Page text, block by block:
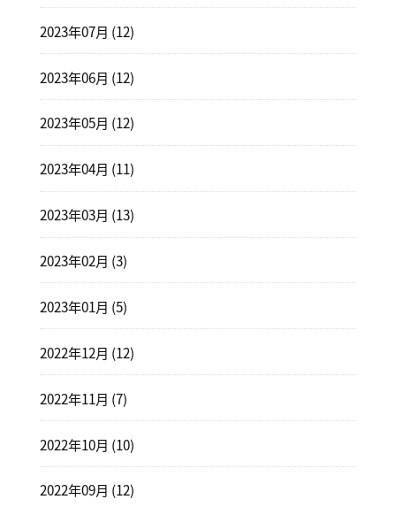
2023年07月 (12)
2023年06月 (12)
2023年05月 (12)
2023年04月 (11)
2023年03月 (13)
2023年02月 (3)
2023年01月 (5)
2022年12月 (12)
2022年11月 (7)
2022年10月 (10)
2022年09月 (12)